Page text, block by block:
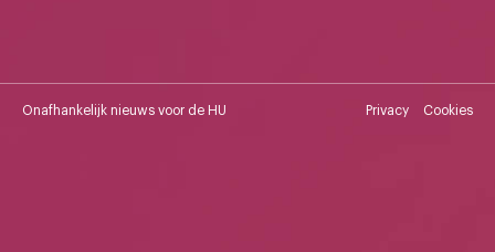
Onafhankelijk nieuws voor de HU Privacy Cookies